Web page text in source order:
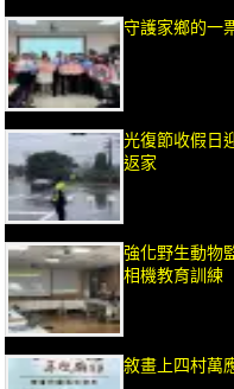
守護家鄉的一
光復節收假日
返家
強化野生動物
相機教育訓練
敘畫上四村萬